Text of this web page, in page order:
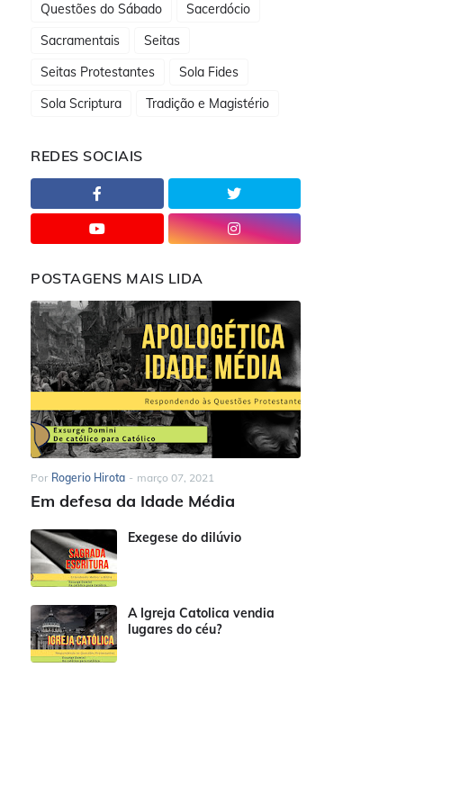
Questões do Sábado
Sacerdócio
Sacramentais
Seitas
Seitas Protestantes
Sola Fides
Sola Scriptura
Tradição e Magistério
REDES SOCIAIS
POSTAGENS MAIS LIDA
Por Rogerio Hirota - março 07, 2021
Em defesa da Idade Média
Exegese do dilúvio
A Igreja Catolica vendia
lugares do céu?